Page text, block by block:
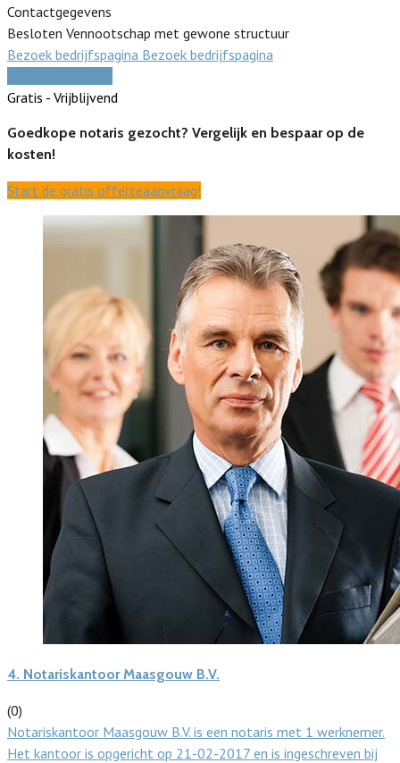
Contactgegevens
Besloten Vennootschap met gewone structuur
Bezoek bedrijfspagina Bezoek bedrijfspagina
Gratis - Vrijblijvend
Goedkope notaris gezocht? Vergelijk en bespaar op de
kosten!
Start de gratis offerteaanvraag!
4. Notariskantoor Maasgouw B.V.
(0)
Notariskantoor Maasgouw B.V. is een notaris met 1 werknemer.
Het kantoor is opgericht op 21-02-2017 en is ingeschreven bij